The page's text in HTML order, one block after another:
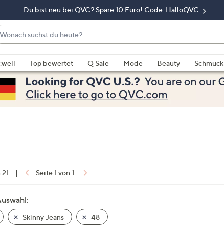
Du bist neu bei QVC? Spare 10 Euro! Code: HalloQVC
Top bewertet Q Sale Mode Beauty Schmuck
| Seite 1 von 1
Skinny Jeans 48